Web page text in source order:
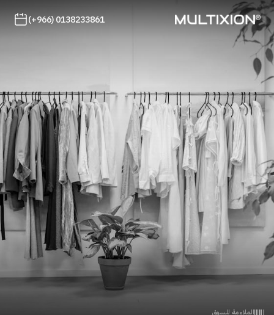
(+966) 0138233861
الملاءمة للسوق